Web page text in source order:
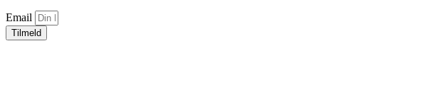
Email
Tilmeld